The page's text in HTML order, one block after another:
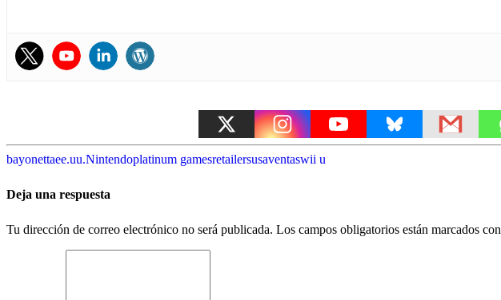
bayonettaee.uu.Nintendoplatinum gamesretailersusaventaswii u
Deja una respuesta
Tu dirección de correo electrónico no será publicada. Los campos obligatorios están marcados con